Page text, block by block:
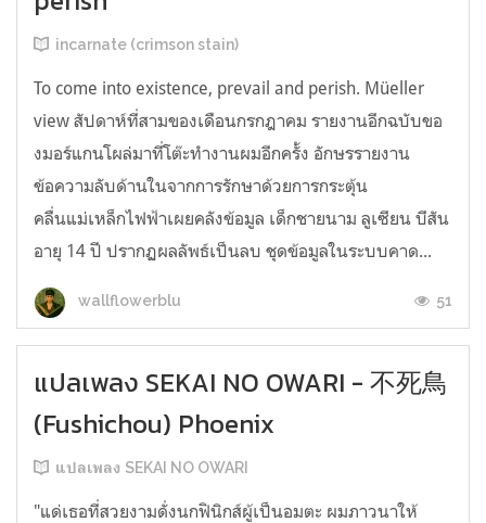
incarnate (crimson stain)
To come into existence, prevail and perish. Müeller
view สัปดาห์ที่สามของเดือนกรกฎาคม รายงานอีกฉบับขอ
งมอร์แกนโผล่มาที่โต๊ะทำงานผมอีกครั้ง อักษรรายงาน
ข้อความลับด้านในจากการรักษาด้วยการกระตุ้น
คลื่นแม่เหล็กไฟฟ้าเผยคลังข้อมูล เด็กชายนาม ลูเซียน บีสัน
อายุ 14 ปี ปรากฏผลลัพธ์เป็นลบ ชุดข้อมูลในระบบคาด...
wallflowerblu 51
แปลเพลง SEKAI NO OWARI - 不死鳥
(Fushichou) Phoenix
แปลเพลง SEKAI NO OWARI
"แด่เธอที่สวยงามดั่งนกฟินิกส์ผู้เป็นอมตะ ผมภาวนาให้